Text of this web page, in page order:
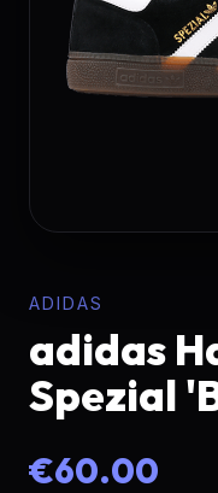
ADIDAS
adidas
Spezial
€60.00